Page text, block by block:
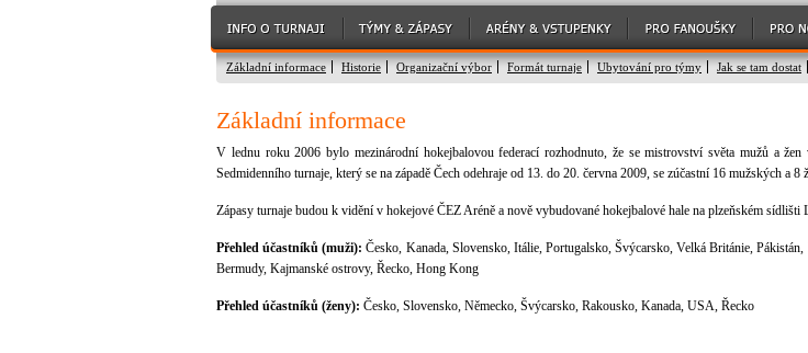
Základní informace Historie Organizační výbor Formát turnaje Ubytování pro týmy Jak se tam dostat
Základní informace
V lednu roku 2006 bylo mezinárodní hokejbalovou federací rozhodnuto, že se mistrovství světa mužů a
Sedmidenního turnaje, který se na západě Čech odehraje od 13. do 20. června 2009, se zúčastní 16 mužských a 8
Zápasy turnaje budou k vidění v hokejové ČEZ Aréně a nově vybudované hokejbalové hale na plzeňském sídlišti
Přehled účastníků (muži): Česko, Kanada, Slovensko, Itálie, Portugalsko, Švýcarsko, Velká Británie,
Bermudy, Kajmanské ostrovy, Řecko, Hong Kong
Přehled účastníků (ženy): Česko, Slovensko, Německo, Švýcarsko, Rakousko, Kanada, USA, Řecko